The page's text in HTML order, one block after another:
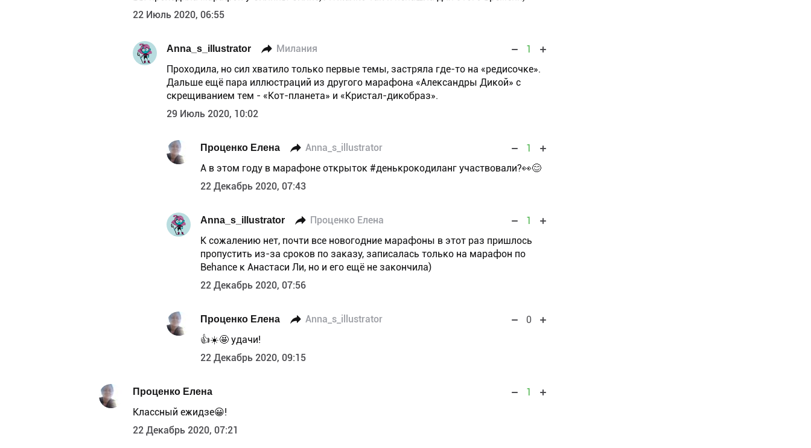
22 Июль 2020, 06:55
Anna_s_illustrator Милания
1
Проходила, но сил хватило только первые темы, застряла где-то на «редисочке».
Дальше ещё пара иллюстраций из другого марафона «Александры Дикой» с
скрещиванием тем - «Кот-планета» и «Кристал-дикобраз».
29 Июль 2020, 10:02
Проценко Елена Anna_s_illustrator
1
А в этом году в марафоне открыток #денькрокодиланг участвовали?👀😊
22 Декабрь 2020, 07:43
Anna_s_illustrator Проценко Елена
1
К сожалению нет, почти все новогодние марафоны в этот раз пришлось
пропустить из-за сроков по заказу, записалась только на марафон по
Behance к Анастаси Ли, но и его ещё не закончила)
22 Декабрь 2020, 07:56
Проценко Елена Anna_s_illustrator
0
👍☀️🤩 удачи!
22 Декабрь 2020, 09:15
Проценко Елена
1
Классный ежидзе😀!
22 Декабрь 2020, 07:21